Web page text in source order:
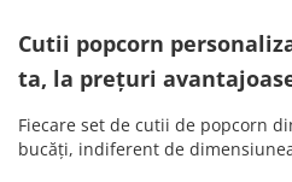
Cutii popcorn
ta, la prețuri
Fiecare set de cutii de popcorn
bucăți, indiferent de